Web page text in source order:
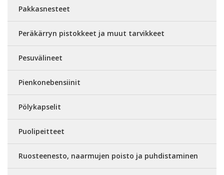
Pakkasnesteet
Peräkärryn pistokkeet ja muut tarvikkeet
Pesuvälineet
Pienkonebensiinit
Pölykapselit
Puolipeitteet
Ruosteenesto, naarmujen poisto ja puhdistaminen